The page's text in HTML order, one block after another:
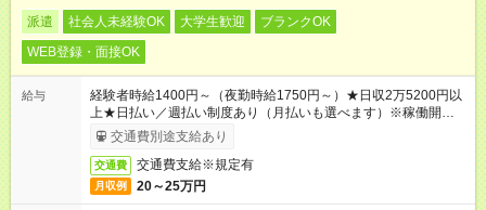
派遣 社会人未経験OK 大学生歓迎
ブランクOK
WEB登録・面接OK
給与
経験者時給1400円～（夜勤時給1750円～）★日収2万5200円以
上★日払い／週払い制度あり（月払いも選べます）※稼働開始時
は手続き完了次第のお支払いとなります。
交通費別途支給あり
交通費 交通費支給※規定有
月収例 20～25万円